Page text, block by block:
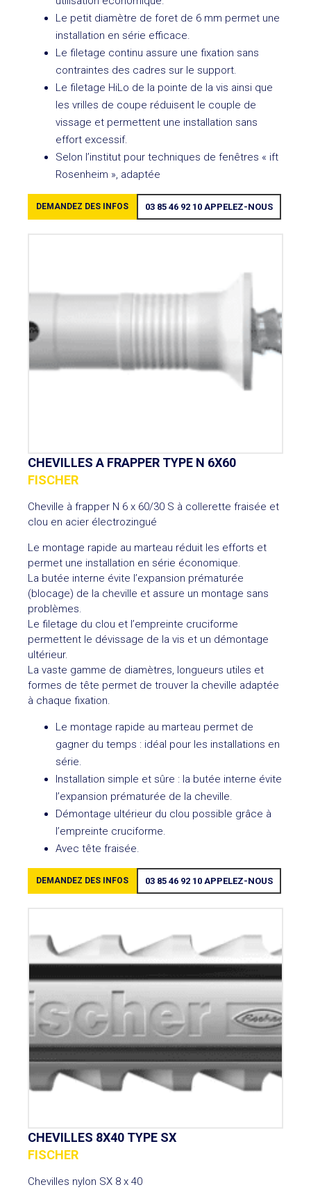
Le petit diamètre de foret de 6 mm permet une
installation en série efficace.
Le filetage continu assure une fixation sans
contraintes des cadres sur le support.
Le filetage HiLo de la pointe de la vis ainsi que
les vrilles de coupe réduisent le couple de
vissage et permettent une installation sans
effort excessif.
Selon l’institut pour techniques de fenêtres « ift
Rosenheim », adaptée
DEMANDEZ DES INFOS 03 85 46 92 10 APPELEZ-NOUS
CHEVILLES A FRAPPER TYPE N 6X60
FISCHER
Cheville à frapper N 6 x 60/30 S à collerette fraisée et
clou en acier électrozingué
Le montage rapide au marteau réduit les efforts et
permet une installation en série économique.
La butée interne évite l’expansion prématurée
(blocage) de la cheville et assure un montage sans
problèmes.
Le filetage du clou et l’empreinte cruciforme
permettent le dévissage de la vis et un démontage
ultérieur.
La vaste gamme de diamètres, longueurs utiles et
formes de tête permet de trouver la cheville adaptée
à chaque fixation.
Le montage rapide au marteau permet de
gagner du temps : idéal pour les installations en
série.
Installation simple et sûre : la butée interne évite
l’expansion prématurée de la cheville.
Démontage ultérieur du clou possible grâce à
l’empreinte cruciforme.
Avec tête fraisée.
DEMANDEZ DES INFOS 03 85 46 92 10 APPELEZ-NOUS
CHEVILLES 8X40 TYPE SX
FISCHER
Chevilles nylon SX 8 x 40